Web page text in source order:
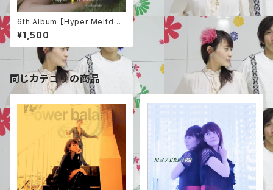
6th Album 【Hyper Meltdo
wn -re:build-】
¥1,500
同じカテゴリの商品